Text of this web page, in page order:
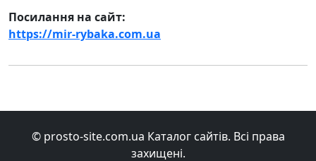
Посилання на сайт:
https://mir-rybaka.com.ua
© prosto-site.com.ua Каталог сайтів. Всі права
захищені.